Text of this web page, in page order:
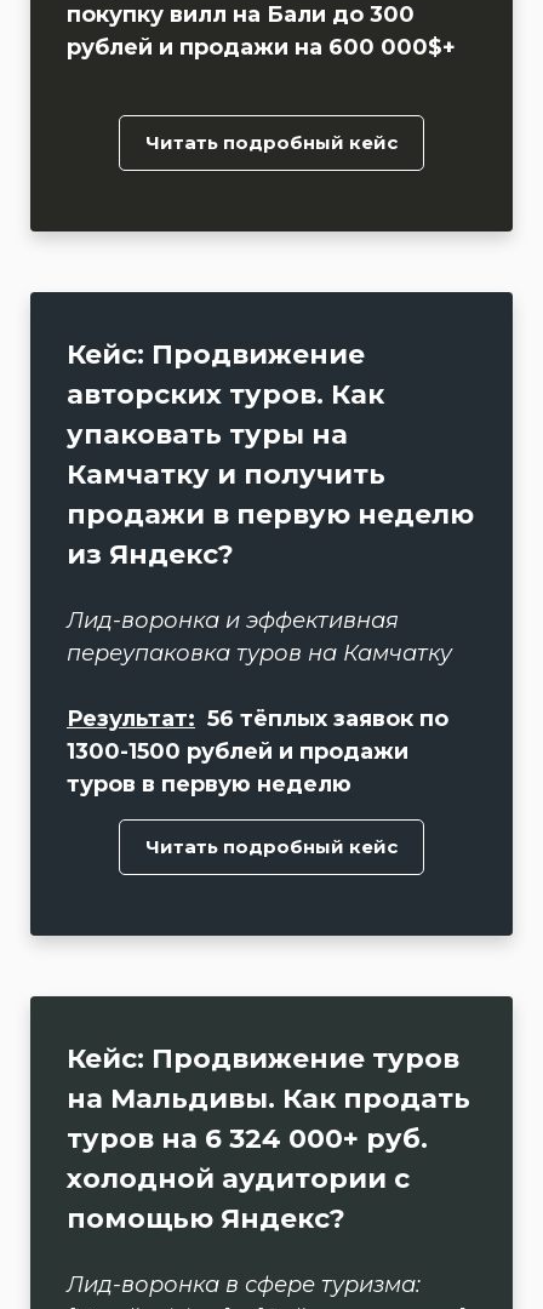
покупку вилл на Бали до 300
рублей и продажи на 600 000$+
Читать подробный кейс
Кейс: Продвижение
авторских туров. Как
упаковать туры на
Камчатку и получить
продажи в первую неделю
из Яндекс?
Лид-воронка и эффективная
переупаковка туров на Камчатку
Результат: 56 тёплых заявок по
1300-1500 рублей и продажи
туров в первую неделю
Читать подробный кейс
Кейс: Продвижение туров
на Мальдивы. Как продать
туров на 6 324 000+ руб.
холодной аудитории с
помощью Яндекс?
Лид-воронка в сфере туризма: